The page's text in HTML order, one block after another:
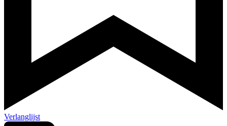
Verlanglijst